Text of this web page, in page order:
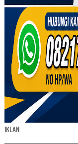
IKLAN